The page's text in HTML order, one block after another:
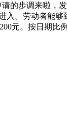
的步调来啦，
入。劳动者能
元。按日期比